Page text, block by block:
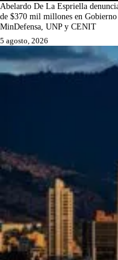
Abelardo De La Espriella
de $370 mil millones en
MinDefensa, UNP y CENIT
5 agosto, 2026